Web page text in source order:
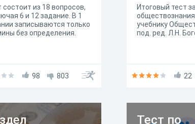
состоит из 18 вопросов,
6 и 12 задание. В 1
записываются только
без определения.
98 803
Итоговый тест
обществознания
учебнику
под. ред. Л.Н.
22
Тест по